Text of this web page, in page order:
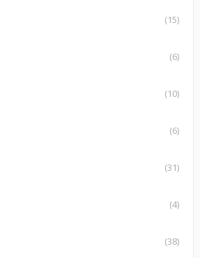
(15)
(6)
(10)
(6)
(31)
(4)
(38)